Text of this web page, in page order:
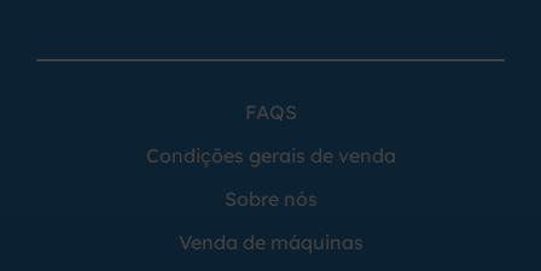
FAQS
Condições gerais de venda
Sobre nós
Venda de máquinas